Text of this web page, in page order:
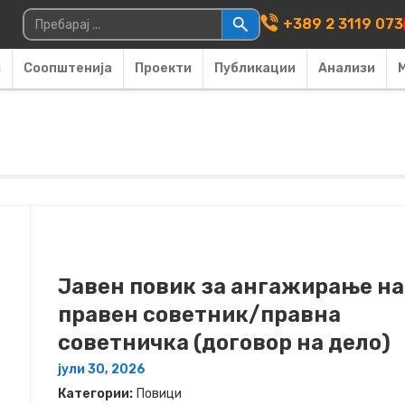
Main
Пребарувај за: +389 2 3119 073
Соопштенија Проекти Публикации Анализи
Јавен повик за ангажирање на
правен советник/правна
советничка (договор на дело)
јули 30, 2026
Категории: Повици